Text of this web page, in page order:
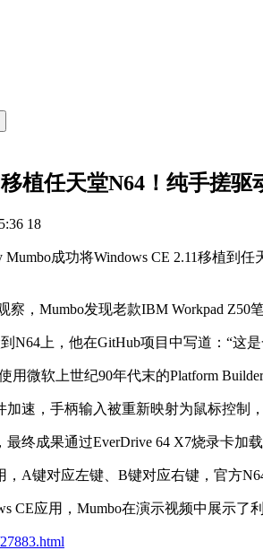
植任天堂N64！纯手搓驱
18
Mumbo成功将Windows CE 2.11移植
，Mumbo发现老款IBM Workpad Z50
N64上，他在GitHub项目中写道：“这
用微软上世纪90年代末的Platform
加速，手柄输入被重新映射为鼠标控制
终成果通过EverDrive 64 X7烧录卡
A键对应左键、B键对应右键，官方
CE应用，Mumbo在演示视频中展示